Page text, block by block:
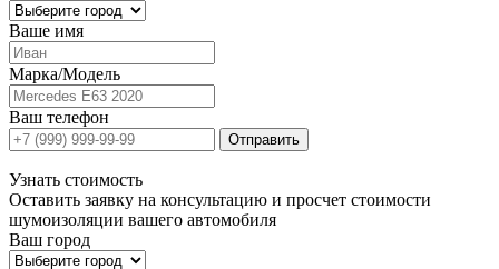
Ваше имя
Марка/Модель
Ваш телефон
Отправить
Узнать стоимость
Оставить заявку на консультацию и просчет стоимости
шумоизоляции вашего автомобиля
Ваш город